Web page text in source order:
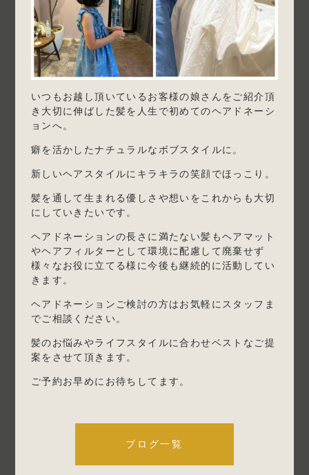
いつもお越し頂いているお客様の娘さんをご紹介頂
き大切に伸ばした髪を人生で初めてのヘアドネーシ
ョンへ。
癖を活かしたナチュラルなボブスタイルに。
新しいヘアスタイルにキラキラの笑顔でほっこり。
髪を通して生まれる優しさや想いをこれからも大切
にしていきたいです。
ヘアドネーションの長さに満たない髪もヘアマット
やヘアフィルターとして環境に配慮して廃棄せず
様々なお役に立てる様に今後も継続的に活動してい
きます。
ヘアドネーションご検討の方はお気軽にスタッフま
でご相談ください。
髪のお悩みやライフスタイルに合わせベストなご提
案をさせて頂きます。
ご予約お早めにお待ちしてます。
ブログ一覧